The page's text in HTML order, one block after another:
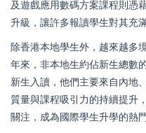
及遊戲應用數碼方案課程則憑
升級，讓許多報讀學生對其充
除香港本地學生外，越來越多
年來，非本地生約佔新生總數
新生入讀，他們主要來自內地
質量與課程吸引力的持續提升
關注，成為國際學生升學的熱